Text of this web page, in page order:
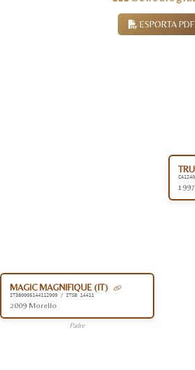
ESPORTA PDF
MAGIC MAGNIFIQUE (IT)
IT380005144112009 / ITSB 14411
2009 Morello
Padre